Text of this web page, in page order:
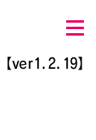
ver1.2.19】